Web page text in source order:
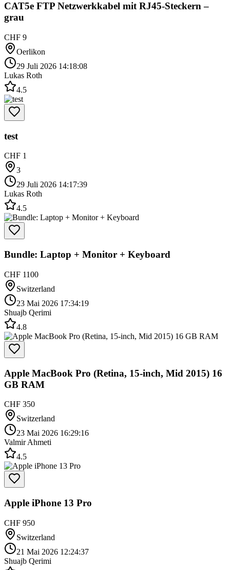
CAT5e FTP Netzwerkkabel mit RJ45-Steckern –
grau
CHF 9
Oerlikon
29 Juli 2026 14:18:08
Lukas Roth
4.5
test
CHF 1
3
29 Juli 2026 14:17:39
Lukas Roth
4.5
Bundle: Laptop + Monitor + Keyboard
CHF 1100
Switzerland
23 Mai 2026 17:34:19
Shuajb Qerimi
4.8
Apple MacBook Pro (Retina, 15-inch, Mid 2015) 16
GB RAM
CHF 350
Switzerland
23 Mai 2026 16:29:16
Valmir Ahmeti
4.5
Apple iPhone 13 Pro
CHF 950
Switzerland
21 Mai 2026 12:24:37
Shuajb Qerimi